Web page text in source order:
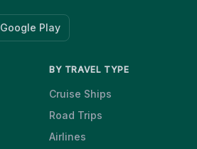
Google Play
BY TRAVEL TYPE
Cruise Ships
Road Trips
Airlines